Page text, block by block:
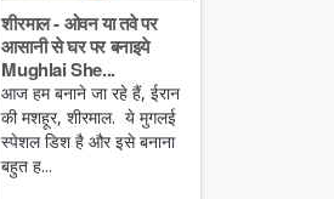
शीरमाल - ओवन या तवे पर
आसानी से घर पर बनाइये
Mughlai She...
आज हम बनाने जा रहे हैं, ईरान
की मशहूर, शीरमाल. ये मुगलई
स्पेशल डिश है और इसे बनाना
बहुत ह...